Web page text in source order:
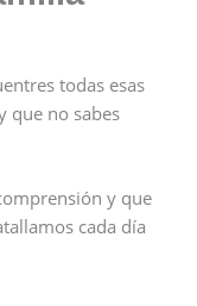
todas esas
que no sabes
y que
cada día